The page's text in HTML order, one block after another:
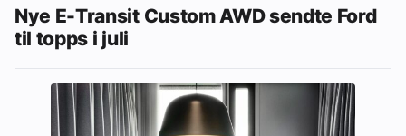
Nye E-Transit Custom AWD sendte Ford
til topps i juli